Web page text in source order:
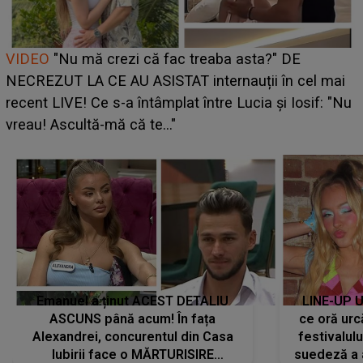
Cine este Bianca, tânăra clujeancă luată pe scenă la
UNTOLD ONE de Zara Larsson? Aceasta a dezvăluit
ce i-a spus artista suedeză în culise: „Nu am fost
pregătită...”
Emanuel a ținut ACEST DETALIU
ASCUNS până acum! În fața
Alexandrei, concurentul din Casa
Iubirii face o MĂRTURISIRE
LINE-UP
ce oră
suedeză a